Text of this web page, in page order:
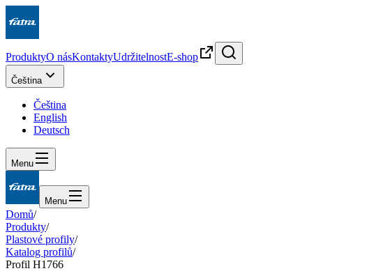
ProduktyO násKontaktyUdržitelnostE-shop
Čeština
Čeština
English
Deutsch
Menu
Menu
Domů/
Produkty/
Plastové profily/
Katalog profilů/
Profil H1766